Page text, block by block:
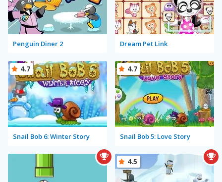
Penguin Diner 2 Dream Pet Link
Snail Bob 6: Winter Story
4.7
Snail Bob 5: Love Story
4.7
4.5